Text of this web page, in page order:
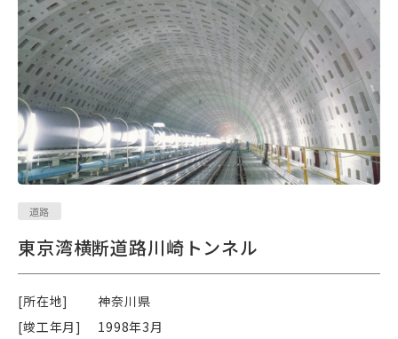
道路
東京湾横断道路川崎トンネル
[所在地]
神奈川県
[竣工年月]
1998年3月